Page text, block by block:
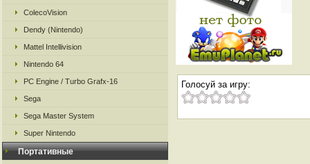
ColecoVision
Dendy (Nintendo)
Mattel Intellivision
Nintendo 64
PC Engine / Turbo Grafx-16
Sega
Sega Master System
Super Nintendo
Портативные
Голосуй за игру: